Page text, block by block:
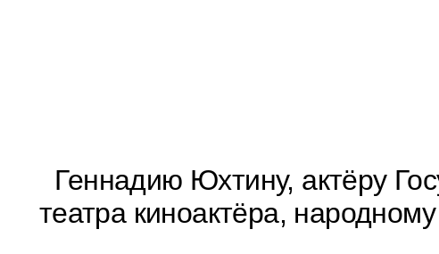
Геннадию Юхтину, актёру
театра киноактёра,